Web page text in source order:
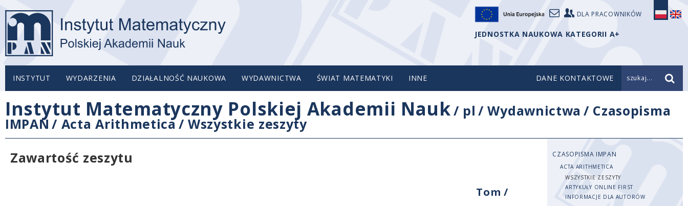
DLA PRACOWNIKÓW
JEDNOSTKA NAUKOWA KATEGORII A+
INSTYTUT WYDARZENIA DZIAŁALNOŚĆ NAUKOWA WYDAWNICTWA ŚWIAT MATEMATYKI INNE DANE KONTAKTOWE szukaj...
Instytut Matematyczny Polskiej Akademii Nauk/ pl /Wydawnictwa / Czasopisma
IMPAN / Acta Arithmetica/ Wszystkie zeszyty
Zawartość zeszytu
Tom/
CZASOPISMA IMPAN
ACTA ARITHMETICA
WSZYSTKIE ZESZYTY
ARTYKUŁY ONLINE FIRST
INFORMACJE DLA AUTORÓW